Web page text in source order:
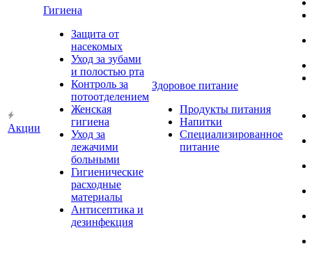
Акции
Гигиена
Защита от
насекомых
Уход за зубами
и полостью рта
Контроль за
потоотделением
Женская
гигиена
Уход за
лежачими
больными
Гигиенические
расходные
материалы
Антисептика и
дезинфекция
Здоровое питание
Продукты питания
Напитки
Специализированное
питание